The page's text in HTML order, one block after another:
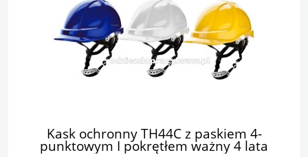
Kask ochronny TH44C z paskiem 4-
punktowym I pokrętłem ważny 4 lata